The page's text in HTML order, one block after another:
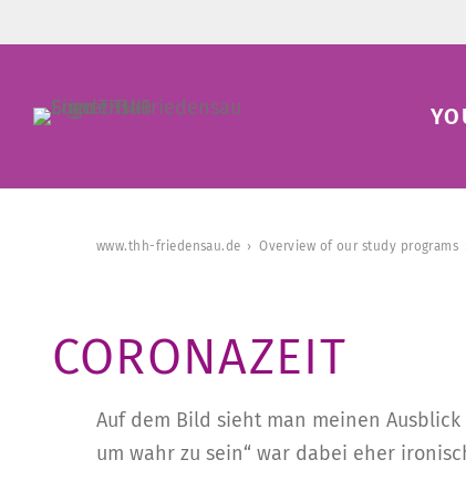
www.thh-friedensau.de Overview of our study programs
CORONAZEIT
Auf dem Bild sieht man meinen
um wahr zu sein“ war dabei eher